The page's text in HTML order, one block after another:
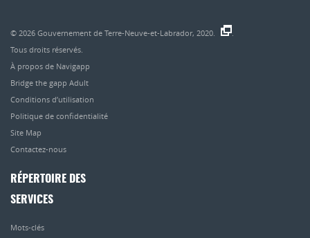
© 2026 Gouvernement de Terre-Neuve-et-Labrador, 2020.
Tous droits réservés.
À propos de Navigapp
Bridge the gapp Adult
Conditions d’utilisation
Politique de confidentialité
Site Map
Contactez-nous
RÉPERTOIRE DES
SERVICES
Mots-clés